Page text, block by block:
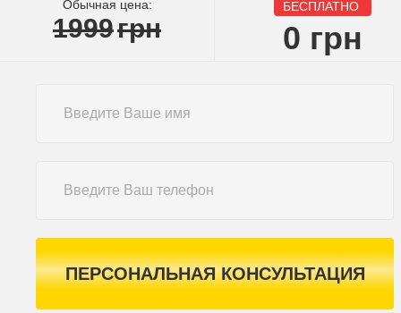
Обычная цена:
1999грн
БЕСПЛАТНО
0 грн
ПЕРСОНАЛЬНАЯ КОНСУЛЬТАЦИЯ